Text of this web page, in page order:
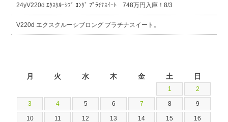
24yV220d ｴｸｽｸﾙｰｼﾌﾞ ﾛﾝｸﾞ ﾌﾟﾗﾁﾅｽｲｰﾄ 748万円入庫！8/3
V220d エクスクルーシブロング プラチナスイート。
月 火 水 木 金 土 日
1 2
3 4 5 6 7 8 9
10 11 12 13 14 15 16